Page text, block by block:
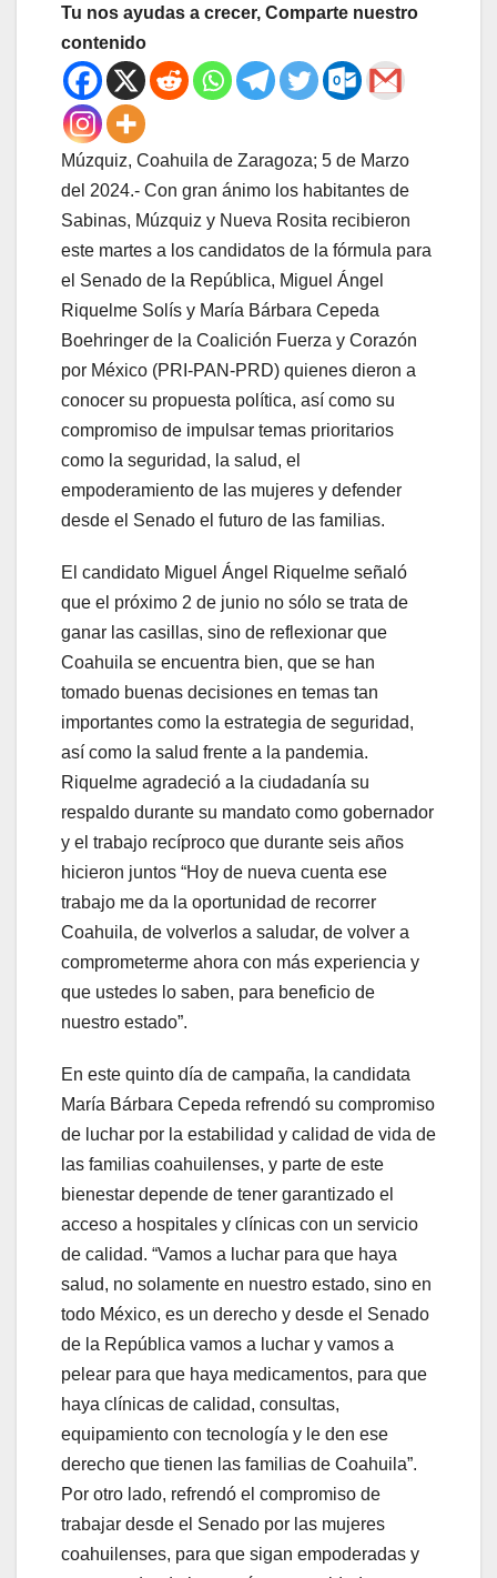
Tu nos ayudas a crecer, Comparte nuestro
contenido
Múzquiz, Coahuila de Zaragoza; 5 de Marzo
del 2024.- Con gran ánimo los habitantes de
Sabinas, Múzquiz y Nueva Rosita recibieron
este martes a los candidatos de la fórmula para
el Senado de la República, Miguel Ángel
Riquelme Solís y María Bárbara Cepeda
Boehringer de la Coalición Fuerza y Corazón
por México (PRI-PAN-PRD) quienes dieron a
conocer su propuesta política, así como su
compromiso de impulsar temas prioritarios
como la seguridad, la salud, el
empoderamiento de las mujeres y defender
desde el Senado el futuro de las familias.
El candidato Miguel Ángel Riquelme señaló
que el próximo 2 de junio no sólo se trata de
ganar las casillas, sino de reflexionar que
Coahuila se encuentra bien, que se han
tomado buenas decisiones en temas tan
importantes como la estrategia de seguridad,
así como la salud frente a la pandemia.
Riquelme agradeció a la ciudadanía su
respaldo durante su mandato como gobernador
y el trabajo recíproco que durante seis años
hicieron juntos “Hoy de nueva cuenta ese
trabajo me da la oportunidad de recorrer
Coahuila, de volverlos a saludar, de volver a
comprometerme ahora con más experiencia y
que ustedes lo saben, para beneficio de
nuestro estado”.
En este quinto día de campaña, la candidata
María Bárbara Cepeda refrendó su compromiso
de luchar por la estabilidad y calidad de vida de
las familias coahuilenses, y parte de este
bienestar depende de tener garantizado el
acceso a hospitales y clínicas con un servicio
de calidad. “Vamos a luchar para que haya
salud, no solamente en nuestro estado, sino en
todo México, es un derecho y desde el Senado
de la República vamos a luchar y vamos a
pelear para que haya medicamentos, para que
haya clínicas de calidad, consultas,
equipamiento con tecnología y le den ese
derecho que tienen las familias de Coahuila”.
Por otro lado, refrendó el compromiso de
trabajar desde el Senado por las mujeres
coahuilenses, para que sigan empoderadas y